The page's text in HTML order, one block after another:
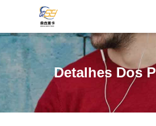
Detalhes Dos